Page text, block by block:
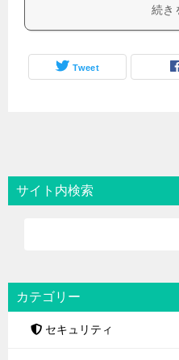
続き
Tweet
サイト内検索
カテゴリー
セキュリティ